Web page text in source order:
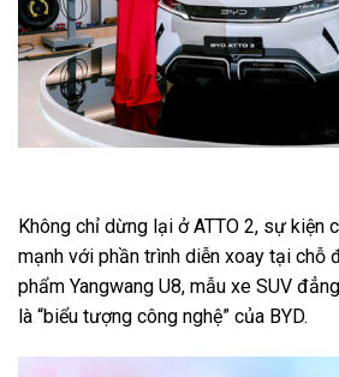
Không chỉ dừng lại ở ATTO 2, sự kiện
mạnh với phần trình diễn xoay tại chỗ
phẩm Yangwang U8, mẫu xe SUV
là “biểu tượng công nghệ” của BYD.